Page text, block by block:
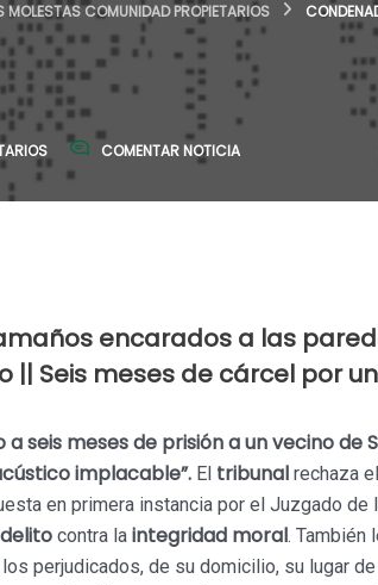
MOLESTAS COMUNIDAD PROPIETARIOS
COMENTAR NOTICIA
encarados a las
|| Seis meses de cárcel por
a seis meses de prisión a un vecino de
implacable”. El tribunal rechaza
en primera instancia por el Juzgado de
delito contra la integridad moral. También
perjudicados, de su domicilio, su lugar